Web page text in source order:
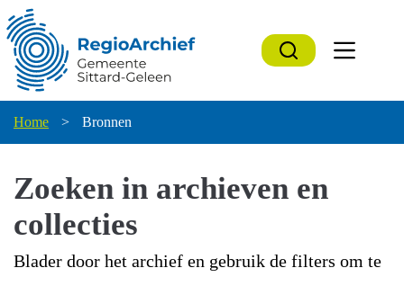
naar
de
inhoud
Home > Bronnen
Zoeken in archieven en
collecties
Blader door het archief en gebruik de filters om te